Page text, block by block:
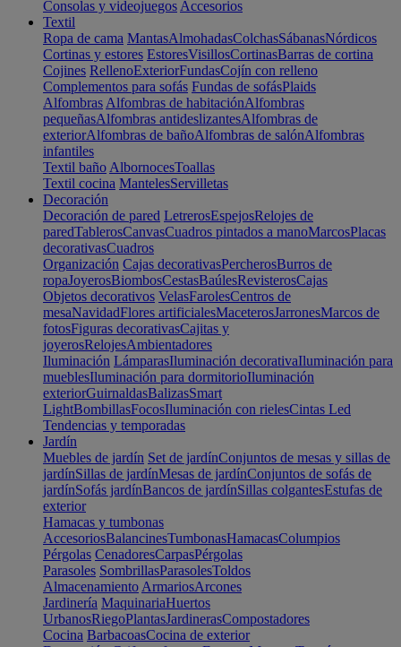
Consolas y videojuegos Accesorios
Textil
Ropa de cama MantasAlmohadasColchasSábanasNórdicos
Cortinas y estores EstoresVisillosCortinasBarras de cortina
Cojines RellenoExteriorFundasCojín con relleno
Complementos para sofás Fundas de sofásPlaids
Alfombras Alfombras de habitaciónAlfombras
pequeñasAlfombras antideslizantesAlfombras de
exteriorAlfombras de bañoAlfombras de salónAlfombras
infantiles
Textil baño AlbornocesToallas
Textil cocina MantelesServilletas
Decoración
Decoración de pared LetrerosEspejosRelojes de
paredTablerosCanvasCuadros pintados a manoMarcosPlacas
decorativasCuadros
Organización Cajas decorativasPercherosBurros de
ropaJoyerosBiombosCestasBaúlesRevisterosCajas
Objetos decorativos VelasFarolesCentros de
mesaNavidadFlores artificialesMaceterosJarronesMarcos de
fotosFiguras decorativasCajitas y
joyerosRelojesAmbientadores
Iluminación LámparasIluminación decorativaIluminación para
mueblesIluminación para dormitorioIluminación
exteriorGuirnaldasBalizasSmart
LightBombillasFocosIluminación con rielesCintas Led
Tendencias y temporadas
Jardín
Muebles de jardín Set de jardínConjuntos de mesas y sillas de
jardínSillas de jardínMesas de jardínConjuntos de sofás de
jardínSofás jardínBancos de jardínSillas colgantesEstufas de
exterior
Hamacas y tumbonas
AccesoriosBalancinesTumbonasHamacasColumpios
Pérgolas CenadoresCarpasPérgolas
Parasoles SombrillasParasolesToldos
Almacenamiento ArmariosArcones
Jardinería MaquinariaHuertos
UrbanosRiegoPlantasJardinerasCompostadores
Cocina BarbacoasCocina de exterior